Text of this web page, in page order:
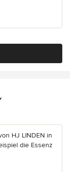
HJ LINDEN in
die Essenz